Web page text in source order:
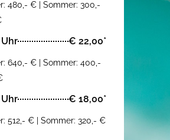
480,- € | Sommer: 300,-
Uhr € 22,00*
640,- € | Sommer: 400,-
Uhr € 18,00*
512,- € | Sommer: 320,- €